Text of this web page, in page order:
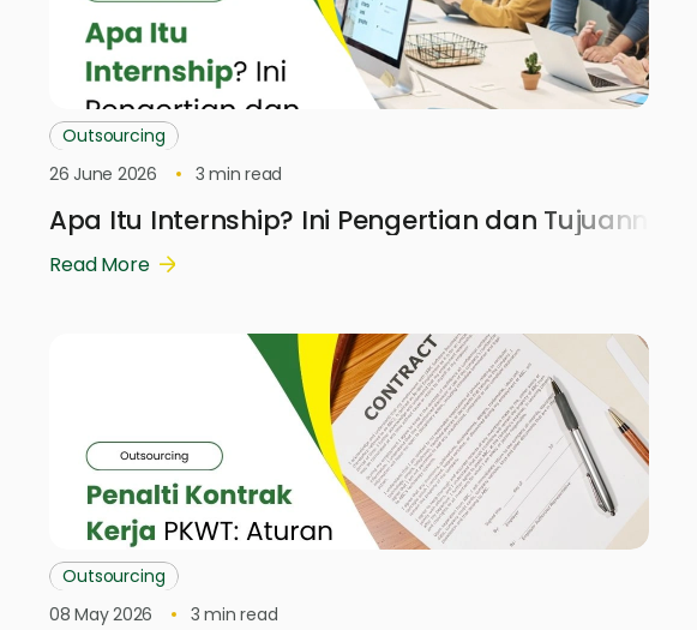
Outsourcing
26 June 2026
3 min read
Apa Itu Internship? Ini Pengertian dan Tujuannya
Read More
Outsourcing
08 May 2026
3 min read